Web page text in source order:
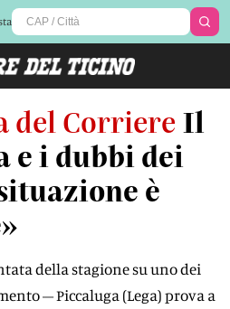
del Corriere Il
e i dubbi dei
è
della stagione su uno dei
– Piccaluga (Lega) prova a